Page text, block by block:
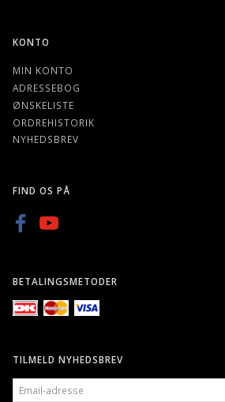
KONTO
MIN KONTO
ADRESSEBOG
ØNSKELISTE
ORDREHISTORIK
NYHEDSBREV
FIND OS PÅ
BETALINGSMETODER
TILMELD NYHEDSBREV
EMAIL-
ADRESSE